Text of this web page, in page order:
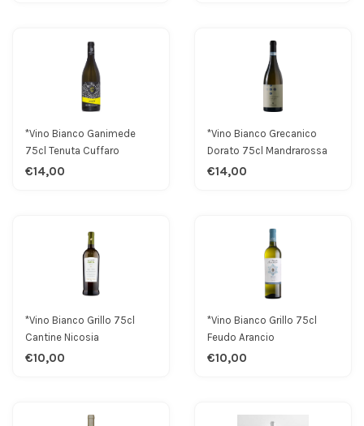
*Vino Bianco Ganimede
75cl Tenuta Cuffaro
€14,00
*Vino Bianco Grecanico
Dorato 75cl Mandrarossa
€14,00
*Vino Bianco Grillo 75cl
Cantine Nicosia
€10,00
*Vino Bianco Grillo 75cl
Feudo Arancio
€10,00